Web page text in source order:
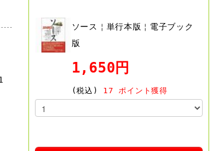
ソース￤単行本版￤電子ブック
版
1,650円
(税込) 17 ポイント獲得